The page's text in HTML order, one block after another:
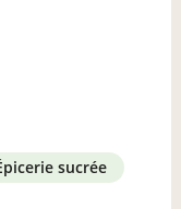
épicerie sucrée